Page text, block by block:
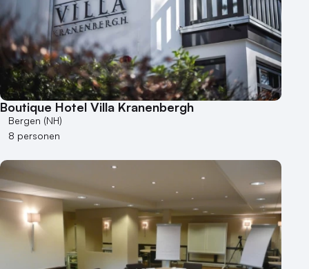
Boutique Hotel Villa Kranenbergh
Bergen (NH)
8 personen